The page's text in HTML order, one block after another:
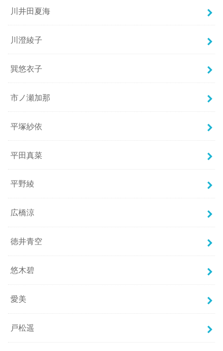
川井田夏海
川澄綾子
巽悠衣子
市ノ瀬加那
平塚紗依
平田真菜
平野綾
広橋涼
徳井青空
悠木碧
愛美
戸松遥